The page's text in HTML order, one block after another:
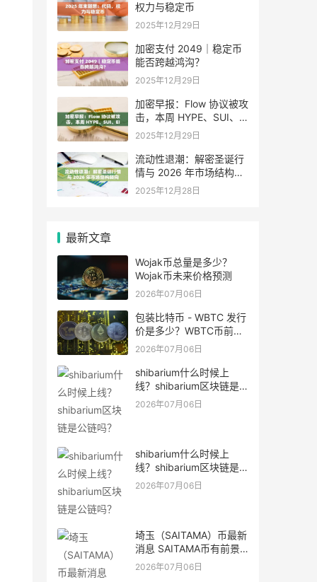
权力与稳定币
2025年12月29日
加密支付 2049｜稳定币
能否跨越鸿沟？
2025年12月29日
加密早报：Flow 协议被攻
击，本周 HYPE、SUI、
EIGEN 等代币将迎来大额
2025年12月29日
流动性退潮：解密圣诞行
情与 2026 年市场结构转
向
2025年12月28日
最新文章
Wojak币总量是多少？
Wojak币未来价格预测
2026年07月06日
包装比特币 - WBTC 发行
价是多少？WBTC币前景
怎么样？
2026年07月06日
shibarium什么时候上
线？shibarium区块链是
公链吗？
2026年07月06日
shibarium什么时候上
线？shibarium区块链是
公链吗？
2026年07月06日
埼玉（SAITAMA）币最新
消息 SAITAMA币有前景
吗？
2026年07月06日